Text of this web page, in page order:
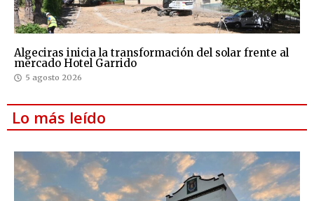
Algeciras inicia la transformación del solar frente al
mercado Hotel Garrido
5 agosto 2026
Lo más leído